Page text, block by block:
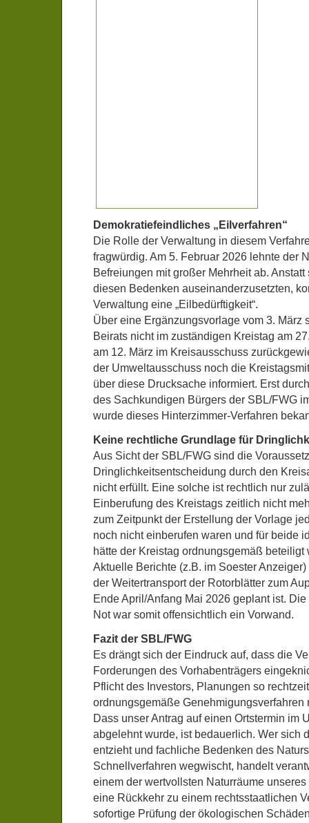
Demokratiefeindliches „Eilverfahren“
Die Rolle der Verwaltung in diesem
fragwürdig. Am 5. Februar 2026 lehnte der
Befreiungen mit großer Mehrheit ab.
diesen Bedenken auseinanderzusetzten,
Verwaltung eine „Eilbedürftigkeit“.
Über eine Ergänzungsvorlage vom 3. März
Beirats nicht im zuständigen Kreistag am
am 12. März im Kreisausschuss
der Umweltausschuss noch die
über diese Drucksache informiert. Erst
des Sachkundigen Bürgers der SBL/FWG
wurde dieses Hinterzimmer-Verfahren
Keine rechtliche Grundlage für
Aus Sicht der SBL/FWG sind die
Dringlichkeitsentscheidung durch den
nicht erfüllt. Eine solche ist rechtlich nur
Einberufung des Kreistags zeitlich nicht
zum Zeitpunkt der Erstellung der Vorlage
noch nicht einberufen waren und für beide
hätte der Kreistag ordnungsgemäß beteiligt
Aktuelle Berichte (z.B. im Soester
der Weitertransport der Rotorblätter zum
Ende April/Anfang Mai 2026 geplant ist.
Not war somit offensichtlich ein Vorwand.
Fazit der SBL/FWG
Es drängt sich der Eindruck auf, dass die
Forderungen des Vorhabenträgers
Pflicht des Investors, Planungen so
ordnungsgemäße Genehmigungsverfahren
Dass unser Antrag auf einen Ortstermin im
abgelehnt wurde, ist bedauerlich. Wer sich
entzieht und fachliche Bedenken des
Schnellverfahren wegwischt, handelt
einem der wertvollsten Naturräume
eine Rückkehr zu einem rechtsstaatlichen
sofortige Prüfung der ökologischen